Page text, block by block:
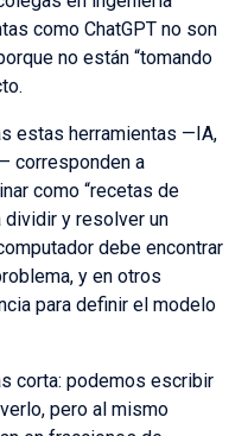
como ChatGPT no son
no están “tomando
estas herramientas —IA,
corresponden a
como “recetas de
dividir y resolver un
debe encontrar
y en otros
para definir el modelo
corta: podemos escribir
pero al mismo